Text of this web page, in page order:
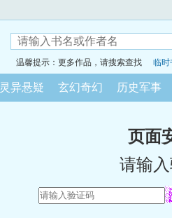
温馨提示：更多作品，请搜索查找 临时
灵异悬疑 玄幻奇幻 历史军事
页面
请输入